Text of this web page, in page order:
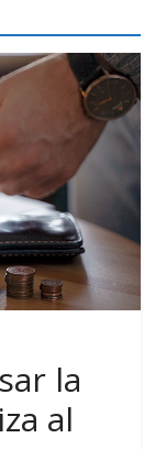
la
al